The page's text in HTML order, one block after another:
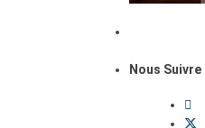
Nous Suivre